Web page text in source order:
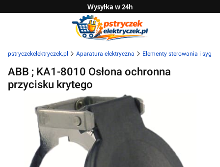
Wysyłka w 24h
Zwrot do 14 dni
Sprawdź naszą ofertę B2B
pstryczekelektryczek.pl Aparatura elektryczna Elementy sterowania i
ABB ; KA1-8010 Osłona ochronna
przycisku krytego